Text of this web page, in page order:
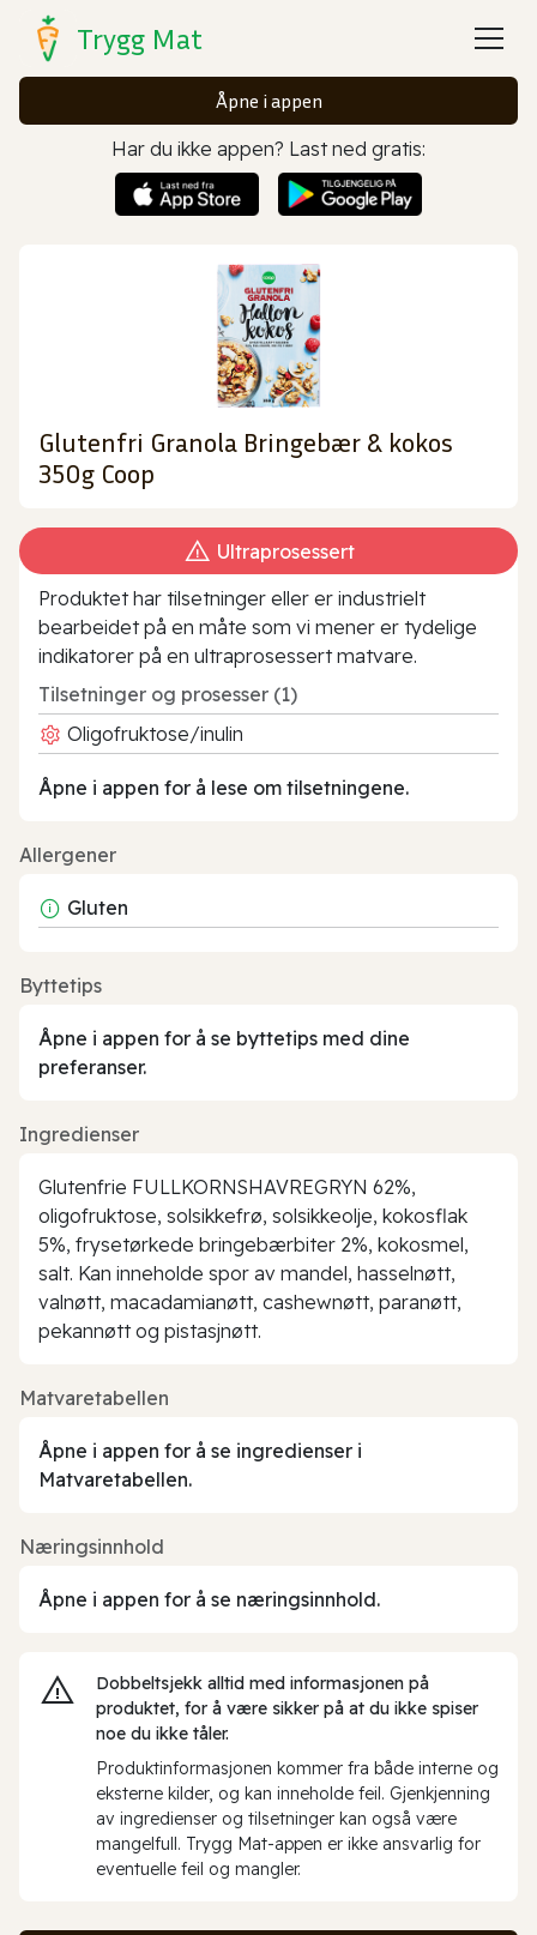
Trygg Mat
Åpne i appen
Har du ikke appen? Last ned gratis:
Glutenfri Granola Bringebær & kokos
350g Coop
Ultraprosessert
Produktet har tilsetninger eller er industrielt
bearbeidet på en måte som vi mener er tydelige
indikatorer på en ultraprosessert matvare.
Tilsetninger og prosesser (1)
Oligofruktose/inulin
Åpne i appen for å lese om tilsetningene.
Allergener
Gluten
Byttetips
Åpne i appen for å se byttetips med dine
preferanser.
Ingredienser
Glutenfrie FULLKORNSHAVREGRYN 62%,
oligofruktose, solsikkefrø, solsikkeolje, kokosflak
5%, frysetørkede bringebærbiter 2%, kokosmel,
salt. Kan inneholde spor av mandel, hasselnøtt,
valnøtt, macadamianøtt, cashewnøtt, paranøtt,
pekannøtt og pistasjnøtt.
Matvaretabellen
Åpne i appen for å se ingredienser i
Matvaretabellen.
Næringsinnhold
Åpne i appen for å se næringsinnhold.
Dobbeltsjekk alltid med informasjonen på
produktet, for å være sikker på at du ikke spiser
noe du ikke tåler.
Produktinformasjonen kommer fra både interne og
eksterne kilder, og kan inneholde feil. Gjenkjenning
av ingredienser og tilsetninger kan også være
mangelfull. Trygg Mat-appen er ikke ansvarlig for
eventuelle feil og mangler.